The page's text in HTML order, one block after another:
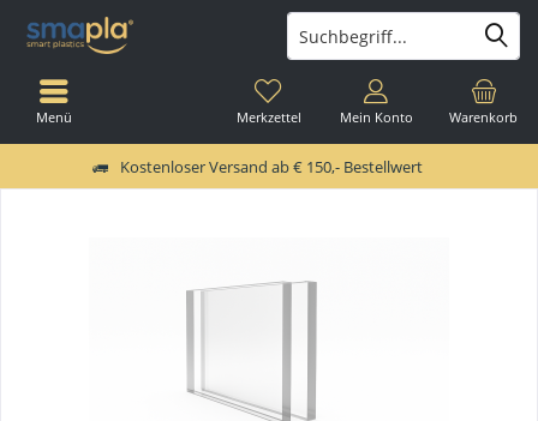
Menü Warenkorb
Merkzettel Mein Konto
Kostenloser Versand ab € 150,- Bestellwert